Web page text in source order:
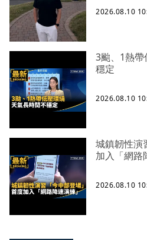
2026.08.10
3颱、1熱
穩定
2026.08.10
城鎮韌性
加入「網路
2026.08.10